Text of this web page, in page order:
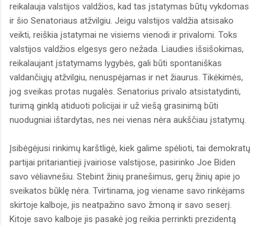
reikalauja valstijos valdžios, kad tas įstatymas būtų vykdomas
ir šio Senatoriaus atžvilgiu. Jeigu valstijos valdžia atsisako
veikti, reiškia įstatymai ne visiems vienodi ir privalomi. Toks
valstijos valdžios elgesys gero nežada. Liaudies išsišokimas,
reikalaujant įstatymams lygybės, gali būti spontaniškas
valdančiųjų atžvilgiu, nenuspėjamas ir net žiaurus. Tikėkimės,
jog sveikas protas nugalės. Senatorius privalo atsistatydinti,
turimą ginklą atiduoti policijai ir už viešą grasinimą būti
nuodugniai ištardytas, nes nei vienas nėra aukščiau įstatymų.
Įsibėgėjusi rinkimų karštligė, kiek galime spėlioti, tai demokratų
partijai pritariantieji įvairiose valstijose, pasirinko Joe Biden
savo vėliavnešiu. Stebint žinių pranešimus, gerų žinių apie jo
sveikatos būklę nėra. Tvirtinama, jog viename savo rinkėjams
skirtoje kalboje, jis neatpažino savo žmoną ir savo seserį.
Kitoje savo kalboje jis pasakė jog reikia perrinkti prezidentą